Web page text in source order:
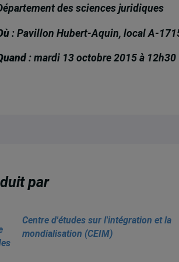
des sciences juridiques
: Pavillon Hubert-Aquin, local A-
: mardi 13 octobre 2015 à 12h30
par
Centre d'études sur l'intégration et la
mondialisation (CEIM)